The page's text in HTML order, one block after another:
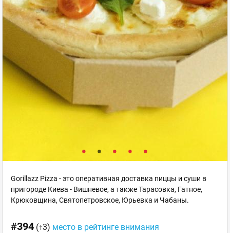
Gorillazz Pizza - это оперативная доставка пиццы и суши в
пригороде Киева - Вишневое, а также Тарасовка, Гатное,
Крюковщина, Святопетровское, Юрьевка и Чабаны.
#394 (↑3) место в рейтинге внимания